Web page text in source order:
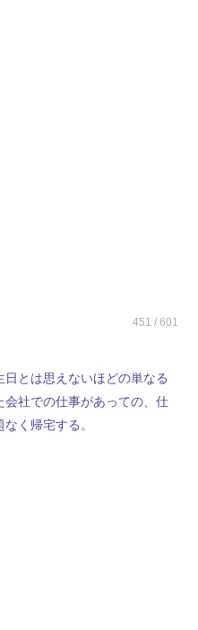
451 / 601
とは思えないほどの単なる
社での仕事があっての、仕
く帰宅する。